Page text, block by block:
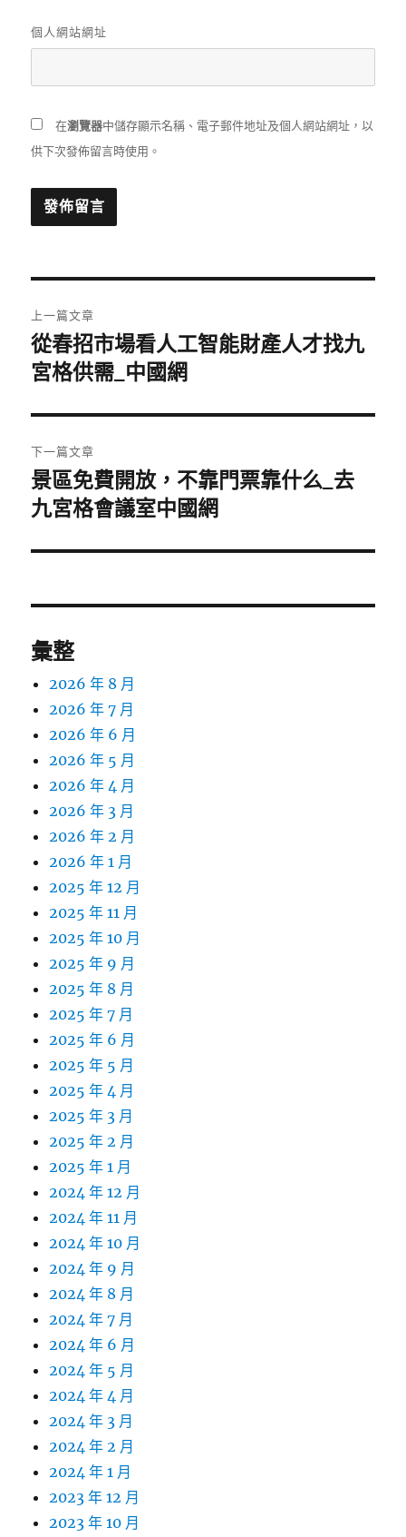
個人網站網址
在瀏覽器中儲存顯示名稱、電子郵件地址及個人網站網址，以
供下次發佈留言時使用。
章
導
覽
上一篇文章
上
一
文
章:
從春招市場看人工智能財產人才找九
宮格供需_中國網
下一篇文章
下
一
文
景區免費開放，不靠門票靠什么_去
九宮格會議室中國網
彙整
2026 年 8 月
2026 年 7 月
2026 年 6 月
2026 年 5 月
2026 年 4 月
2026 年 3 月
2026 年 2 月
2026 年 1 月
2025 年 12 月
2025 年 11 月
2025 年 10 月
2025 年 9 月
2025 年 8 月
2025 年 7 月
2025 年 6 月
2025 年 5 月
2025 年 4 月
2025 年 3 月
2025 年 2 月
2025 年 1 月
2024 年 12 月
2024 年 11 月
2024 年 10 月
2024 年 9 月
2024 年 8 月
2024 年 7 月
2024 年 6 月
2024 年 5 月
2024 年 4 月
2024 年 3 月
2024 年 2 月
2024 年 1 月
2023 年 12 月
2023 年 10 月